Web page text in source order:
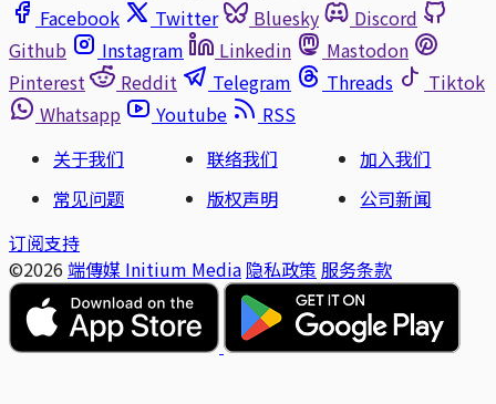
Facebook
Twitter Bluesky
Discord
Github
Instagram Linkedin
Mastodon
Pinterest
Reddit Telegram Threads
Tiktok
Whatsapp
Youtube
RSS
关于我们
联络我们
加入我们
常见问题
版权声明
公司新闻
订阅支持
©2026 端傳媒 Initium Media 隐私政策 服务条款